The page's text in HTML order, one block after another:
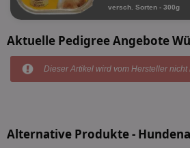
versch. Sorten - 300g
Aktuelle Pedigree Angebote
Dieser Artikel wird vom Hersteller nicht
Alternative Produkte -